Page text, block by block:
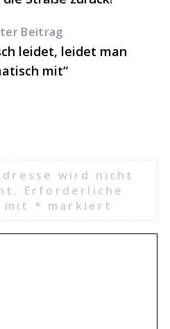
Beitrag
leidet, leidet man
mit“
wird nicht
Erforderliche
mit * markiert